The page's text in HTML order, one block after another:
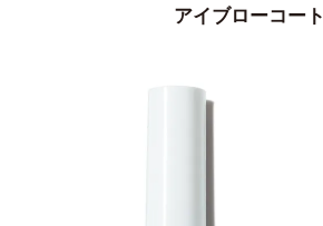
アイブローコート